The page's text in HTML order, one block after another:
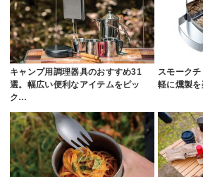
キャンプ用調理器具のおすすめ31
選。幅広い便利なアイテムをピッ
ク…
スモーク
軽に燻製